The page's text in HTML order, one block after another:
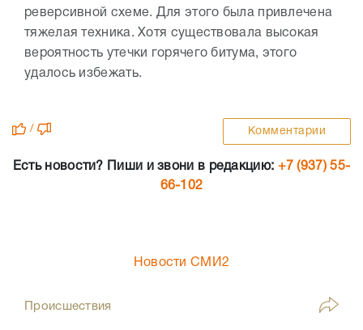
реверсивной схеме. Для этого была привлечена
тяжелая техника. Хотя существовала высокая
вероятность утечки горячего битума, этого
удалось избежать.
/ Комментарии
Есть новости? Пиши и звони в редакцию: +7 (937) 55-
66-102
Новости СМИ2
Происшествия